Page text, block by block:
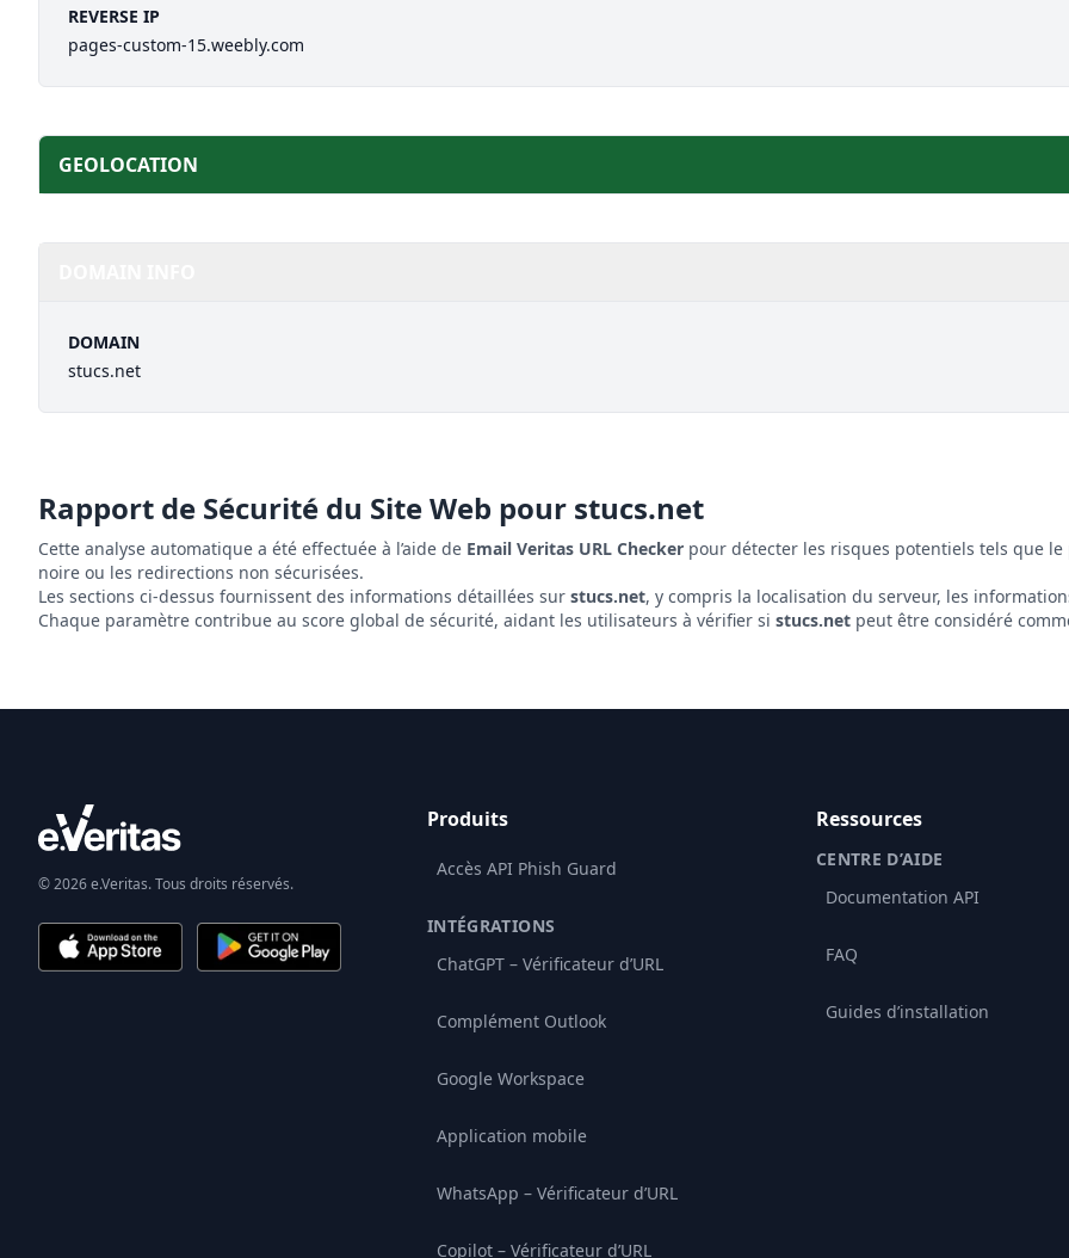
REVERSE IP
pages-custom-15.weebly.com
GEOLOCATION
DOMAIN
stucs.net
Rapport de Sécurité du Site Web pour stucs.net
Cette analyse automatique a été effectuée à l’aide de Email Veritas URL Checker pour détecter les risques potentiels tels que
noire ou les redirections non sécurisées.
Les sections ci-dessus fournissent des informations détaillées sur stucs.net, y compris la localisation du serveur, les
Chaque paramètre contribue au score global de sécurité, aidant les utilisateurs à vérifier si stucs.net peut être considéré
© 2026 e.Veritas. Tous droits réservés.
Produits
Accès API Phish Guard
INTÉGRATIONS
ChatGPT – Vérificateur d’URL
Complément Outlook
Google Workspace
Application mobile
WhatsApp – Vérificateur d’URL
Copilot – Vérificateur d’URL
Ressources
CENTRE D’AIDE
Documentation API
FAQ
Guides d’installation